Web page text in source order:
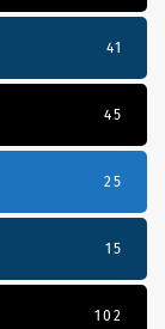
41
45
25
15
102